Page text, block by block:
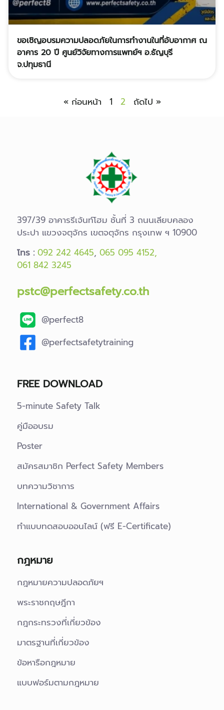
ขอเชิญอบรมความปลอดภัยในการทำงานในที่อับอากาศ ณ
อาคาร 20 ปี ศูนย์วิจัยทางการแพทย์ฯ อ.ธัญบุรี
จ.ปทุมธานี
« ก่อนหน้า 1 2 ถัดไป »
397/39 อาคารรีเจ้นท์โฮม ชั้นที่ 3 ถนนเลียบคลอง
ประปา แขวงจตุจักร เขตจตุจักร กรุงเทพ ฯ 10900
โทร : 092 242 4645, 065 095 4152,
061 842 3245
pstc@perfectsafety.co.th
@perfect8
@perfectsafetytraining
FREE DOWNLOAD
5-minute Safety Talk
คู่มืออบรม
Poster
สมัครสมาชิก Perfect Safety Members
บทความวิชาการ
International & Government Affairs
ทำแบบทดสอบออนไลน์ (ฟรี E-Certificate)
กฎหมาย
กฎหมายความปลอดภัยฯ
พระราชกฤษฎีกา
กฎกระทรวงที่เกี่ยวข้อง
มาตรฐานที่เกี่ยวข้อง
ข้อหารือกฎหมาย
แบบฟอร์มตามกฎหมาย